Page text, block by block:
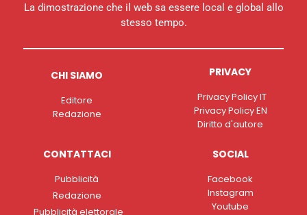
La dimostrazione che il web sa essere local e global allo
stesso tempo.
CHI SIAMO
Editore
Redazione
PRIVACY
Privacy Policy IT
Privacy Policy EN
Diritto d'autore
CONTATTACI
Pubblicità
Redazione
Pubblicità elettorale
SOCIAL
Facebook
Instagram
Youtube